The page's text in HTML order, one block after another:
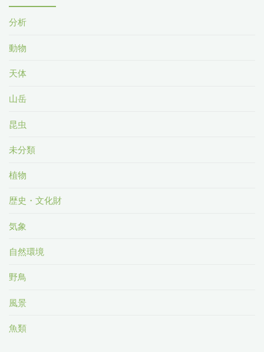
分析
動物
天体
山岳
昆虫
未分類
植物
歴史・文化財
気象
自然環境
野鳥
風景
魚類